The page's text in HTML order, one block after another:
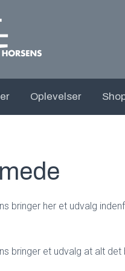
Oplevelser
bringer her et udvalg
bringer et udvalg at alt